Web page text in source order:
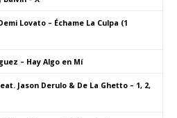
Lovato – Échame La Culpa (1
– Hay Algo en Mí
Jason Derulo & De La Ghetto – 1, 2,